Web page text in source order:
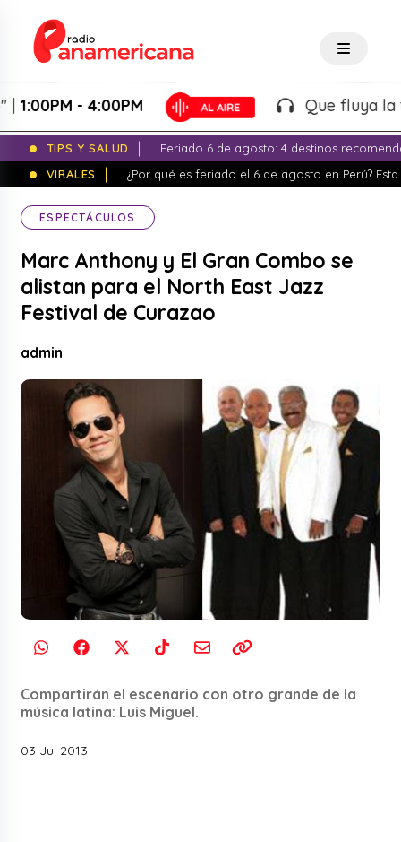
- 4:00PM Que fluya la
TIPS Y SALUD
Feriado 6 de agosto: 4 destinos
VIRALES
¿Por qué es feriado el 6 de agosto en Perú?
ESPECTÁCULOS
Marc Anthony y El Gran Combo se
alistan para el North East Jazz
Festival de Curazao
admin
Compartirán el escenario con otro grande de la
música latina: Luis Miguel.
03 Jul 2013